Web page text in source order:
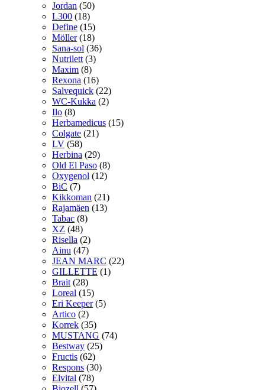
Jordan (50)
L300 (18)
Define (15)
Möller (18)
Sana-sol (36)
Nutrilett (3)
Maxim (8)
Rexona (16)
Salvequick (22)
WC-Kukka (2)
Ilo (8)
Herbamedicus (15)
Colgate (21)
LV (58)
Herbina (29)
Old El Paso (8)
Oxygenol (12)
BiC (7)
Kikkoman (21)
Rajamäen (13)
Tabac (8)
XZ (48)
Risella (2)
Ainu (47)
JEAN MARC (22)
GILLETTE (1)
Brait (28)
Loreal (15)
Eri Keeper (5)
Artico (2)
Korrek (35)
MUSTANG (74)
Bestway (25)
Fructis (62)
Respons (30)
Elvital (78)